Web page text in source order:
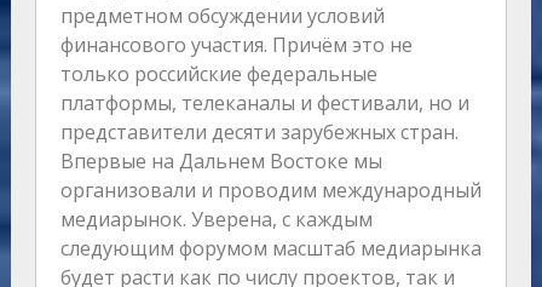
предметном обсуждении условий
финансового участия. Причём это не
только российские федеральные
платформы, телеканалы и фестивали, но и
представители десяти зарубежных стран.
Впервые на Дальнем Востоке мы
организовали и проводим международный
медиарынок. Уверена, с каждым
следующим форумом масштаб медиарынка
будет расти как по числу проектов, так и